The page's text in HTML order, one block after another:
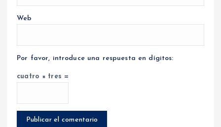
Web
Por favor, introduce una respuesta en dígitos:
cuatro × tres =